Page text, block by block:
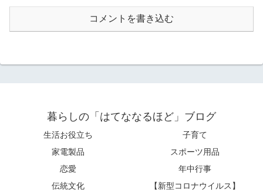
コメントを書き込む
暮らしの「はてななるほど」ブログ
生活お役立ち
子育て
家電製品
スポーツ用品
恋愛
年中行事
伝統文化
【新型コロナウイルス】